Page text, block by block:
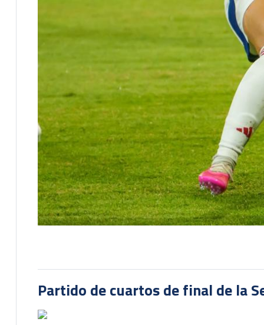
Partido de cuartos de final de la